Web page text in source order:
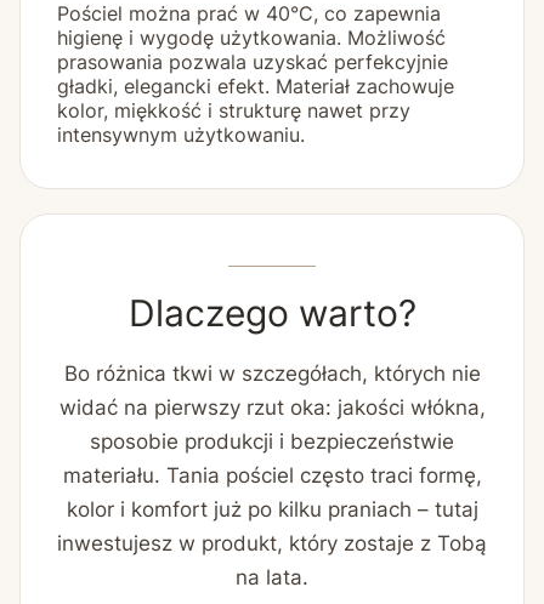
Pościel można prać w 40°C, co zapewnia
higienę i wygodę użytkowania. Możliwość
prasowania pozwala uzyskać perfekcyjnie
gładki, elegancki efekt. Materiał zachowuje
kolor, miękkość i strukturę nawet przy
intensywnym użytkowaniu.
Dlaczego warto?
Bo różnica tkwi w szczegółach, których nie
widać na pierwszy rzut oka: jakości włókna,
sposobie produkcji i bezpieczeństwie
materiału. Tania pościel często traci formę,
kolor i komfort już po kilku praniach – tutaj
inwestujesz w produkt, który zostaje z Tobą
na lata.